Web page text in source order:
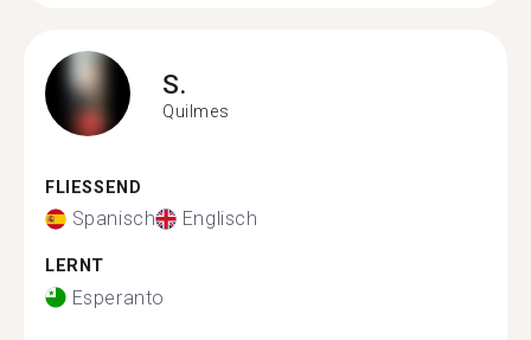
S.
Quilmes
FLIESSEND
Spanisch Englisch
LERNT
Esperanto